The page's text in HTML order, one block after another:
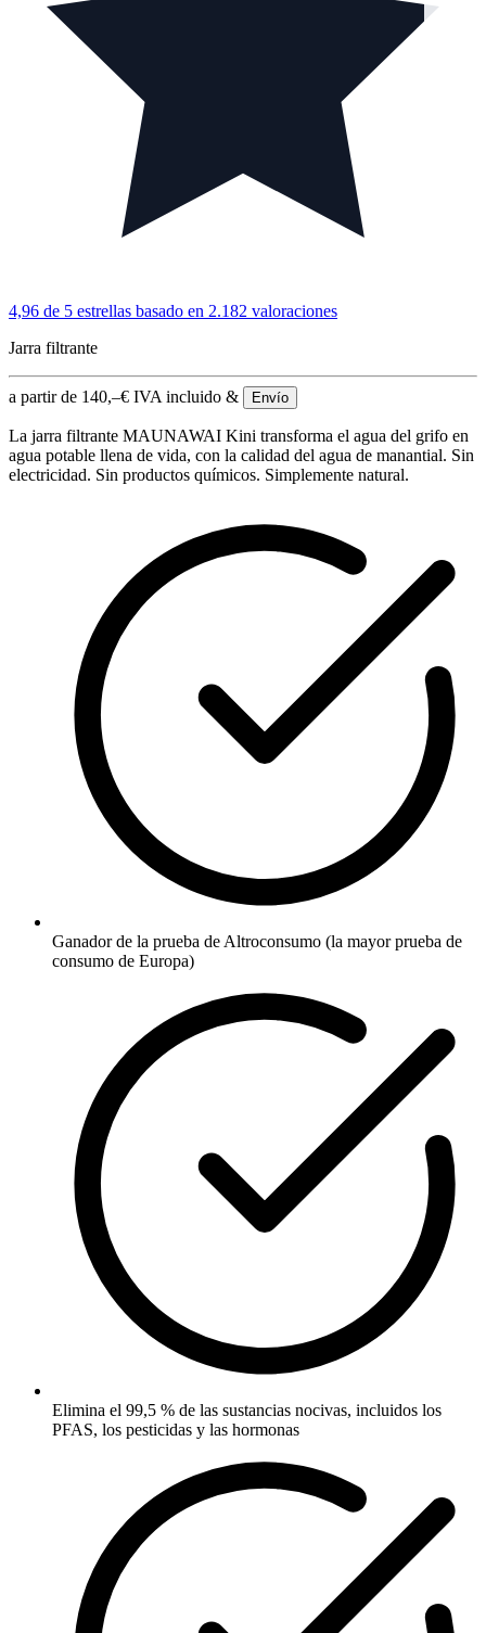
4,96 de 5 estrellas basado en 2.182 valoraciones
Jarra filtrante
a partir de 140,–€ IVA incluido & Envío
La jarra filtrante MAUNAWAI Kini transforma el agua del grifo en
agua potable llena de vida, con la calidad del agua de manantial. Sin
electricidad. Sin productos químicos. Simplemente natural.
Ganador de la prueba de Altroconsumo (la mayor prueba de
consumo de Europa)
Elimina el 99,5 % de las sustancias nocivas, incluidos los
PFAS, los pesticidas y las hormonas